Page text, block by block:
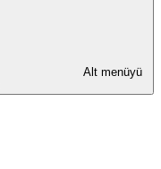
Alt menüyü